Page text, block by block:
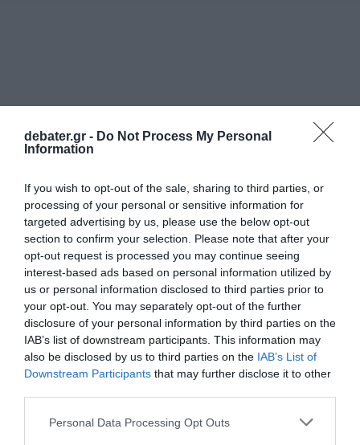
debater.gr - Do Not Process My Personal
Information
If you wish to opt-out of the sale, sharing to third parties, or
processing of your personal or sensitive information for
targeted advertising by us, please use the below opt-out
section to confirm your selection. Please note that after your
opt-out request is processed you may continue seeing
interest-based ads based on personal information utilized by
us or personal information disclosed to third parties prior to
your opt-out. You may separately opt-out of the further
disclosure of your personal information by third parties on the
IAB’s list of downstream participants. This information may
also be disclosed by us to third parties on the IAB’s List of
Downstream Participants that may further disclose it to other
Please note that this website/app uses one or more Google
Personal Data Processing Opt Outs